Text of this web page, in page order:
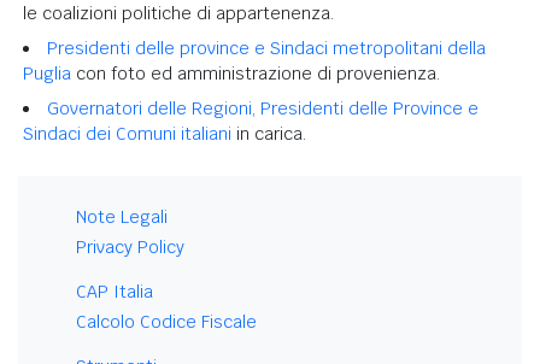
le coalizioni politiche di appartenenza.
Presidenti delle province e Sindaci metropolitani della
Puglia con foto ed amministrazione di provenienza.
Governatori delle Regioni, Presidenti delle Province e
Sindaci dei Comuni italiani in carica.
Note Legali
Privacy Policy
CAP Italia
Calcolo Codice Fiscale